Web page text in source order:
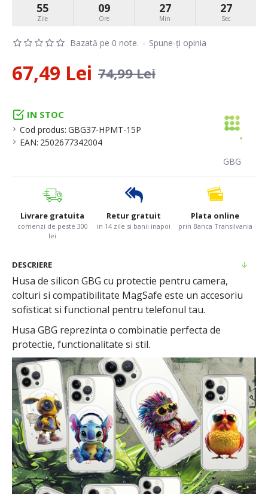
IN STOC
Cod produs: GBG37-HPMT-15P
EAN: 2502677342004
GBG
Bazată pe 0 note. - Spune-ţi opinia
55
Zile
09
Ore
27
Min
26
Sec
67,49 Lei 74,99 Lei
Livrare gratuita
comenzi de peste 300
lei
Retur gratuit
in 14 zile si banii inapoi
Plata online
prin Banca Transilvania
DESCRIERE
Husa de silicon GBG cu protectie pentru camera,
colturi si compatibilitate MagSafe este un accesoriu
sofisticat si functional pentru telefonul tau.
Husa GBG reprezinta o combinatie perfecta de
protectie, functionalitate si stil.